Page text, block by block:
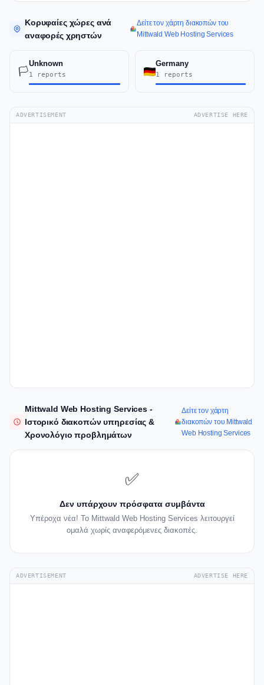
Κορυφαίες χώρες ανά
αναφορές χρηστών
Δείτε τον χάρτη διακοπών του
Mittwald Web Hosting Services
🏳️
Unknown
1 reports
Germany
1 reports
ADVERTISEMENT ADVERTISE HERE
Mittwald Web Hosting Services -
Ιστορικό διακοπών υπηρεσίας &
Χρονολόγιο προβλημάτων
Δείτε τον χάρτη
διακοπών του Mittwald
Web Hosting Services
✅
Δεν υπάρχουν πρόσφατα συμβάντα
Υπέροχα νέα! Το Mittwald Web Hosting Services λειτουργεί
ομαλά χωρίς αναφερόμενες διακοπές.
ADVERTISEMENT ADVERTISE HERE